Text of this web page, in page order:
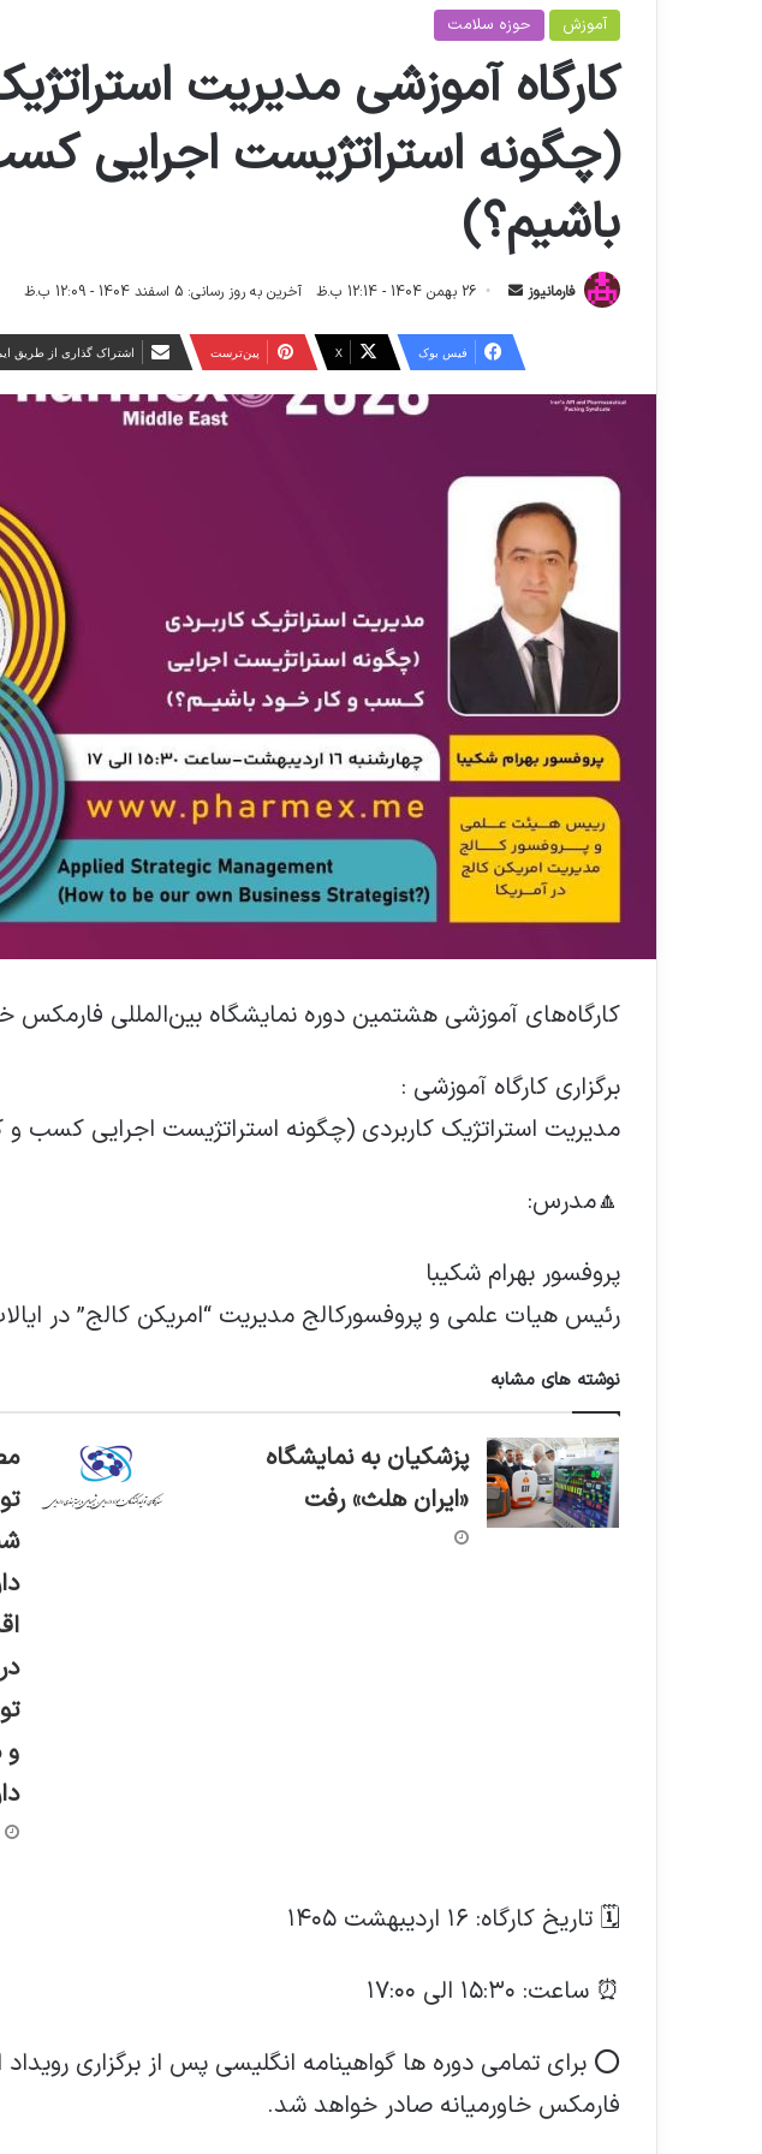
آموزش حوزه سلامت
کارگاه آموزشی مدیریت
(چگونه استراتژیست اجرایی
باشیم؟)
فارمانیوز
س
ی
ل
26 بهمن 1404 - 12:14 ب.ظ آخرین به روز رسانی: 5 اسفند 1404 - 12:09 ب.ظ
فیس بوک X ‫پین‌ترست اشتراک گذاری از طریق
کارگاه‌های آموزشی هشتمین دوره نمایشگاه بین‌المللی فارمکس
برگزاری کارگاه آموزشی :
مدیریت استراتژیک کاربردی (چگونه استراتژیست اجرایی کسب و
🔼مدرس:
پروفسور بهرام شکیبا
رئیس هیات علمی و پروفسورکالج مدیریت “امریکن کالج” در
نوشته های مشابه
پزشکیان به نمایشگاه
«ایران هلث» رفت
و
🗓️ تاریخ کارگاه: ۱۶ اردیبهشت ۱۴۰۵
⏰ ساعت: ۱۵:۳۰ الی ۱۷:۰۰
⭕ برای تمامی دوره ها گواهینامه انگلیسی پس از برگزاری رویداد
فارمکس خاورمیانه صادر خواهد شد.